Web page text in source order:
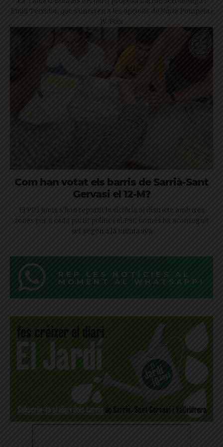
Emili Teixidor, que s'uneixen a les opcions de Núria Pompeia i
J.V. Foix
Com han votat els barris de Sarrià-Sant
Gervasi el 12-M?
El PP i Junts s'han repartit la victòria al districte amb tres
zones per a cada partit polític i el PSC només ha aconseguit
ser segon a la muntanya
REP LES NOTÍCIES AL
MOMENT AL WHATSAPP!